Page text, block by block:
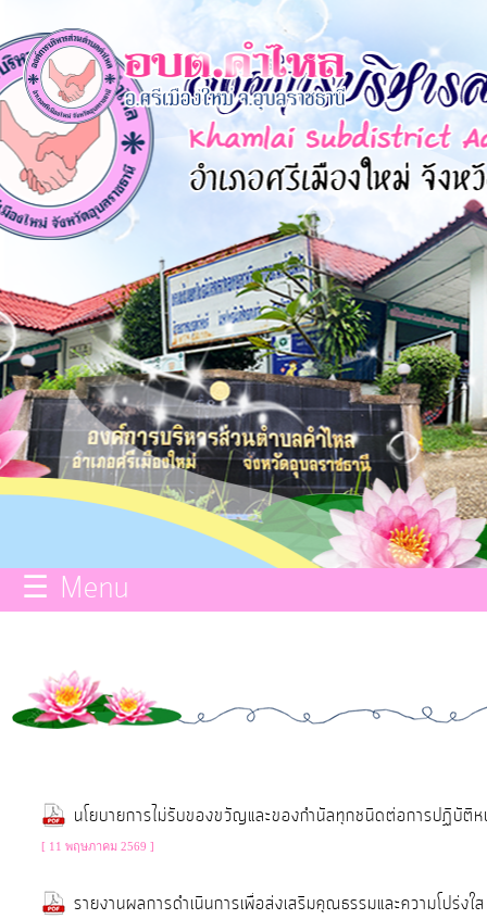
หน้า
หลัก
ข้อมูล
พื้น
ฐาน
บุคลากร
แผน
ยุทธศาสตร์
ข่าวสาร
สภา
ข้อมูล
ITA
e-
Service
Q&A
☰ Menu
นโยบายการไม่รับของขวัญและของกำนัลทุกชนิดต่อการปฏิ
[ 11 พฤษภาคม 2569 ]
รายงานผลการดำเนินการเพื่อส่งเสริมคุณธรรมและความโป